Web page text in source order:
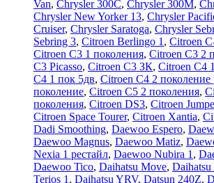
Van, Chrysler 300C, Chrysler 300M,
Chrysler New Yorker 13, Chrysler
Cruiser, Chrysler Saratoga, Chrysler
Sebring 3, Citroen Berlingo 1 , Citroen
Citroen C3 1 поколения, Citroen C3 2
C3 Picasso, Citroen C3 ЗК, Citroen C4
C4 1 пок 5дв, Citroen C4 2 поколение
поколение, Citroen C5 2 поколения,
поколения, Citroen DS3, Citroen
Citroen Space Tourer, Citroen Xantia,
Dadi Smoothing, Daewoo Espero,
Daewoo Magnus, Daewoo Matiz,
Nexia 1 рестайл, Daewoo Nubira 1 ,
Daewoo Tico, Daihatsu Move, Daihatsu
Terios 1 , Daihatsu YRV, Datsun 240Z,